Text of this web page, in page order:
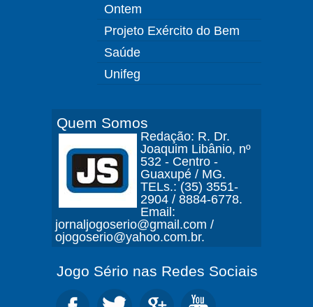
Ontem
Projeto Exército do Bem
Saúde
Unifeg
Quem Somos
Redação: R. Dr.
Joaquim Libânio, nº
532 - Centro -
Guaxupé / MG.
TELs.: (35) 3551-
2904 / 8884-6778.
Email:
jornaljogoserio@gmail.com /
ojogoserio@yahoo.com.br.
Jogo Sério nas Redes Sociais